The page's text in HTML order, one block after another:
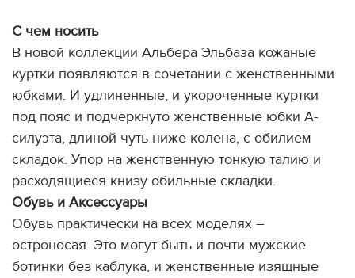
С чем носить
В новой коллекции Альбера Эльбаза кожаные
куртки появляются в сочетании с женственными
юбками. И удлиненные, и укороченные куртки
под пояс и подчеркнуто женственные юбки А-
силуэта, длиной чуть ниже колена, с обилием
складок. Упор на женственную тонкую талию и
расходящиеся книзу обильные складки.
Обувь и Аксессуары
Обувь практически на всех моделях –
остроносая. Это могут быть и почти мужские
ботинки без каблука, и женственные изящные